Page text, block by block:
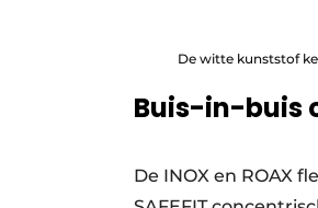
De witte kunststof
Buis-in-buis
De INOX en ROAX